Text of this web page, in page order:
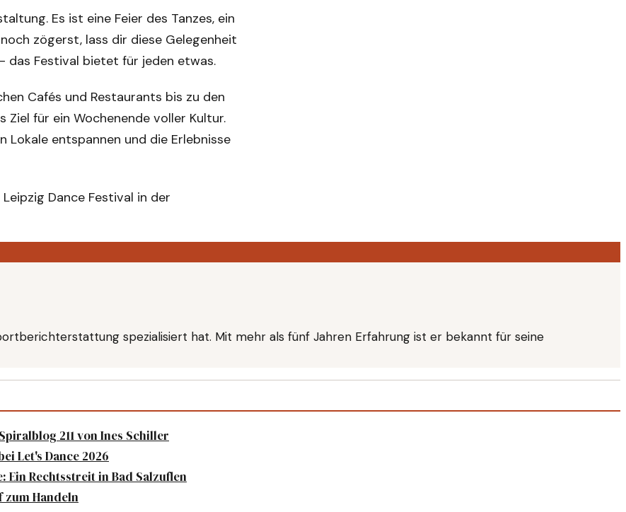
Es ist eine Feier des Tanzes, ein
zögerst, lass dir diese Gelegenheit
das Festival bietet für jeden etwas.
Cafés und Restaurants bis zu den
Ziel für ein Wochenende voller Kultur.
Lokale entspannen und die Erlebnisse
Dance Festival in der
spezialisiert hat. Mit mehr als fünf Jahren Erfahrung ist er bekannt für seine
211 von Ines Schiller
Let's Dance 2026
Ein Rechtsstreit in Bad Salzuflen
Handeln